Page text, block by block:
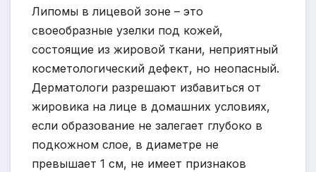
Липомы в лицевой зоне – это
своеобразные узелки под кожей,
состоящие из жировой ткани, неприятный
косметологический дефект, но неопасный.
Дерматологи разрешают избавиться от
жировика на лице в домашних условиях,
если образование не залегает глубоко в
подкожном слое, в диаметре не
превышает 1 см, не имеет признаков